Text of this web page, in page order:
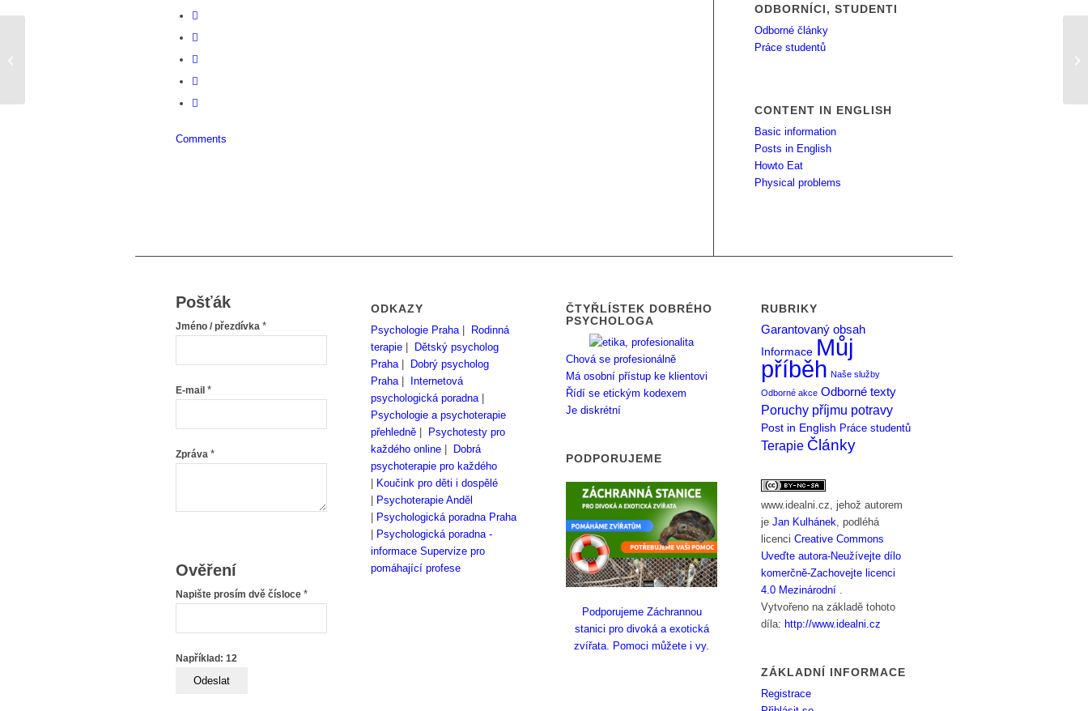
Comments
ODBORNÍCI, STUDENTI
Odborné články
Práce studentů
CONTENT IN ENGLISH
Basic information
Posts in English
Howto Eat
Physical problems
Pošťák
Jméno / přezdívka *
E-mail *
Zpráva *
Ověření
Napište prosím dvě čísloce *
Například: 12
ODKAZY
Psychologie Praha|
Rodinná
terapie
Dětský psycholog
Praha|
Dobrý psycholog
Praha|
Internetová
psychologická poradna|
Psychologie a psychoterapie
přehledně
Psychotesty pro
každého online
Dobrá
psychoterapie pro každého
Koučink pro děti i dospělé
Psychoterapie Anděl
Psychologická poradna Praha
Psychologická poradna -
informace Supervize pro
pomáhající profese
ČTYŘLÍSTEK DOBRÉHO
PSYCHOLOGA
Chová se profesionálně
Má osobní přístup ke klientovi
Řídí se etickým kodexem
Je diskrétní
PODPORUJEME
Podporujeme Záchrannou
stanici pro divoká a exotická
zvířata. Pomoci můžete i vy.
RUBRIKY
Garantovaný obsah
Informace Můj
příběh Naše služby
Odborné akce Odborné texty
Poruchy příjmu potravy
Post in English Práce studentů
Terapie Články
www.idealni.cz, jehož autorem
jeJan Kulhánek, podléhá
licenciCreative Commons
Uveďte autora-Neužívejte dílo
komerčně-Zachovejte licenci
4.0 Mezinárodní .
Vytvořeno na základě tohoto
díla: http://www.idealni.cz
ZÁKLADNÍ INFORMACE
Registrace